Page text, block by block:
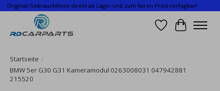
Original-Gebrauchtteile direkt ab Lager und zum fairen Preis verfügbar!
Wunschzettel
Ihr
Startseite /
BMW 5er G30 G31 Kameramodul 0263008031 047942881
215520